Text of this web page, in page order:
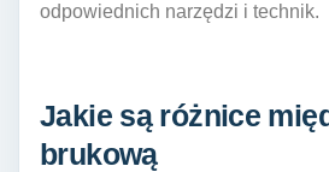
odpowiednich narzędzi i technik.
Jakie są różnice
brukową